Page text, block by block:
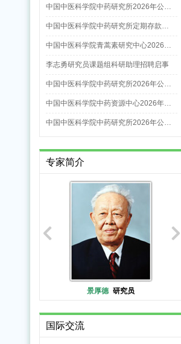
中国中医科学院中药研究所2026年公…
中国中医科学院中药研究所定期存款…
中国中医科学院青蒿素研究中心2026…
李志勇研究员课题组科研助理招聘启事
中国中医科学院中药研究所2026年公…
中国中医科学院中药资源中心2026年…
中国中医科学院中药研究所2026年公…
专家简介
景厚德 研究员
国际交流